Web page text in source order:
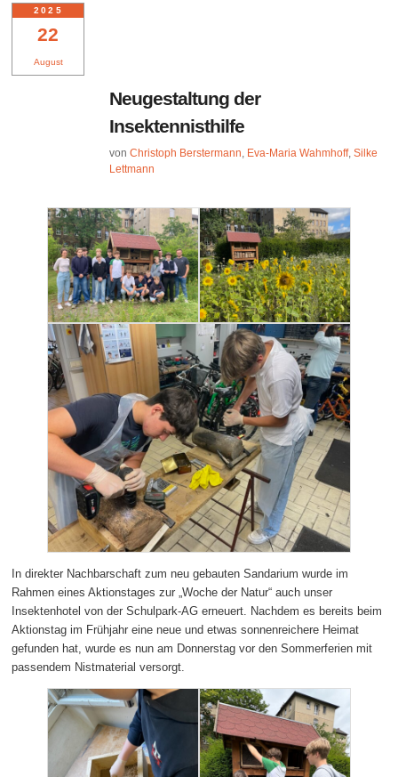
22
August
2025
Neugestaltung der
Insektennisthilfe
vonChristoph Berstermann, Eva-Maria Wahmhoff,Silke
Lettmann
In direkter Nachbarschaft zum neu gebauten Sandarium wurde im
Rahmen eines Aktionstages zur „Woche der Natur“ auch unser
Insektenhotel von der Schulpark-AG erneuert. Nachdem es bereits beim
Aktionstag im Frühjahr eine neue und etwas sonnenreichere Heimat
gefunden hat, wurde es nun am Donnerstag vor den Sommerferien mit
passendem Nistmaterial versorgt.